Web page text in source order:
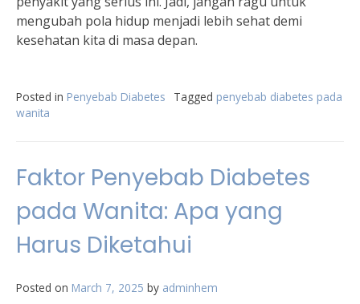
mengubah pola hidup menjadi lebih sehat demi
kesehatan kita di masa depan.
Posted in Penyebab Diabetes Tagged penyebab diabetes pada
wanita
Faktor Penyebab Diabetes
pada Wanita: Apa yang
Harus Diketahui
Posted on March 7, 2025 by adminhem